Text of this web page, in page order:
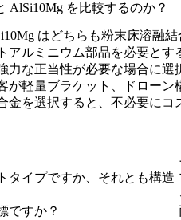
AlSi10Mg を比較するのか？
はどちらも粉末床溶融
アルミニウム部品を必要と
力な正当性が必要な場合に選
が軽量ブラケット、ドロー
金を選択すると、不必要に
タイプですか、それとも構造
ですか？